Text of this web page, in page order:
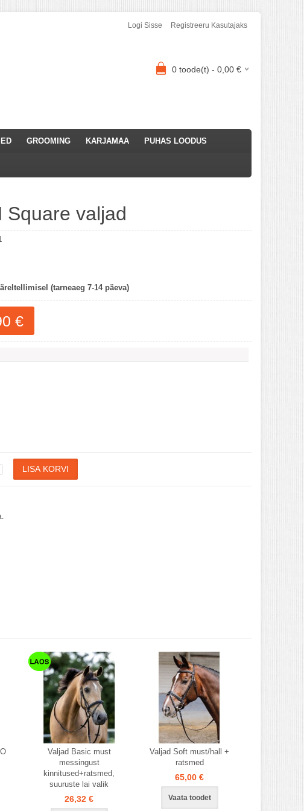
Logi Sisse Registreeru Kasutajaks
0 toode(t) - 0,00 €
GROOMING KARJAMAA PUHAS LOODUS
Square valjad
(tarneaeg 7-14 päeva)
€
Valjad Basic must
messingust
kinnitused+ratsmed,
suuruste lai valik
26,32 €
Valjad Soft must/hall +
ratsmed
65,00 €
Vaata toodet